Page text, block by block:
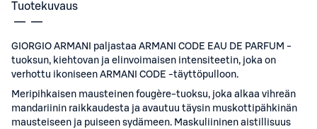
Tuotekuvaus
GIORGIO ARMANI paljastaa ARMANI CODE EAU DE PARFUM -
tuoksun, kiehtovan ja elinvoimaisen intensiteetin, joka on
verhottu ikoniseen ARMANI CODE -täyttöpulloon.
Meripihkaisen mausteinen fougère-tuoksu, joka alkaa vihreän
mandariinin raikkaudesta ja avautuu täysin muskottipähkinän
mausteiseen ja puiseen sydämeen. Maskuliininen aistillisuus